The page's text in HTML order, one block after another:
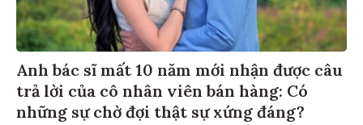
Anh bác sĩ mất 10 năm mới nhận được câu
trả lời của cô nhân viên bán hàng: Có
những sự chờ đợi thật sự xứng đáng?